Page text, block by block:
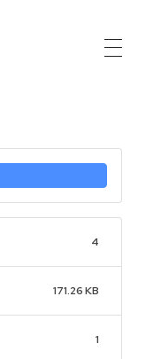
4
171.26 KB
1